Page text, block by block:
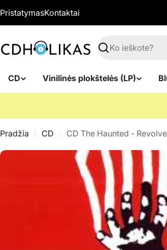
prie
PristatymasKontaktai
Paieška
CD Vinilinės plokštelės (LP)
Pradžia CD CD The Haunted -